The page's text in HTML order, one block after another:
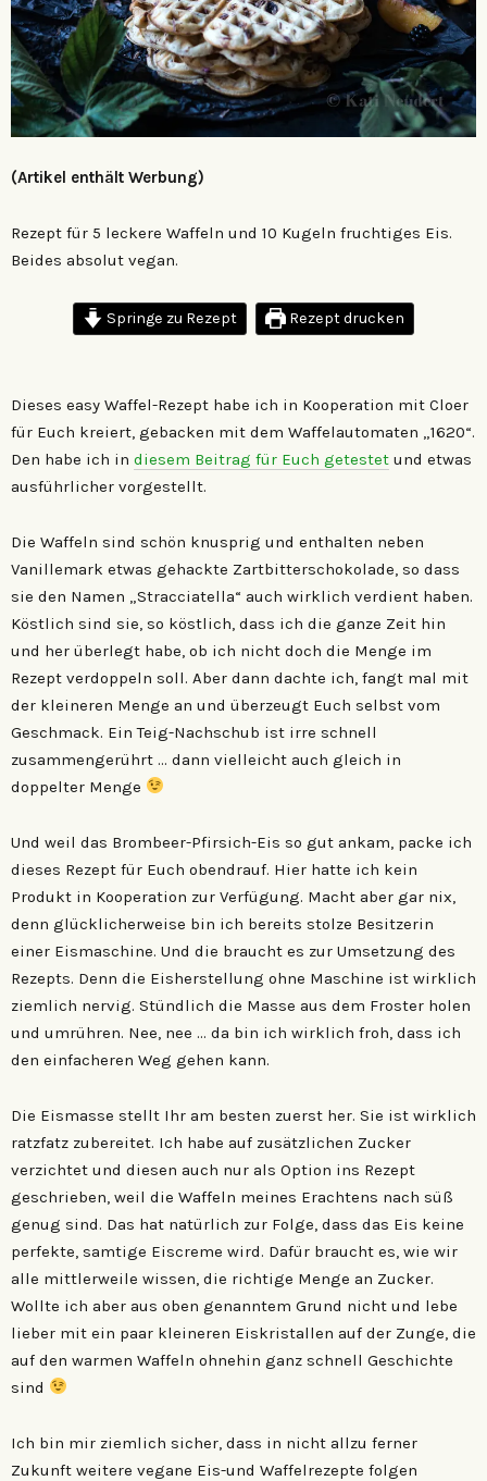
(Artikel enthält Werbung)
Rezept für 5 leckere Waffeln und 10 Kugeln fruchtiges Eis.
Beides absolut vegan.
Springe zu Rezept Rezept drucken
Dieses easy Waffel-Rezept habe ich in Kooperation mit Cloer
für Euch kreiert, gebacken mit dem Waffelautomaten „1620“.
Den habe ich in diesem Beitrag für Euch getestet und etwas
ausführlicher vorgestellt.
Die Waffeln sind schön knusprig und enthalten neben
Vanillemark etwas gehackte Zartbitterschokolade, so dass
sie den Namen „Stracciatella“ auch wirklich verdient haben.
Köstlich sind sie, so köstlich, dass ich die ganze Zeit hin
und her überlegt habe, ob ich nicht doch die Menge im
Rezept verdoppeln soll. Aber dann dachte ich, fangt mal mit
der kleineren Menge an und überzeugt Euch selbst vom
Geschmack. Ein Teig-Nachschub ist irre schnell
zusammengerührt … dann vielleicht auch gleich in
doppelter Menge
Und weil das Brombeer-Pfirsich-Eis so gut ankam, packe ich
dieses Rezept für Euch obendrauf. Hier hatte ich kein
Produkt in Kooperation zur Verfügung. Macht aber gar nix,
denn glücklicherweise bin ich bereits stolze Besitzerin
einer Eismaschine. Und die braucht es zur Umsetzung des
Rezepts. Denn die Eisherstellung ohne Maschine ist wirklich
ziemlich nervig. Stündlich die Masse aus dem Froster holen
und umrühren. Nee, nee … da bin ich wirklich froh, dass ich
den einfacheren Weg gehen kann.
Die Eismasse stellt Ihr am besten zuerst her. Sie ist wirklich
ratzfatz zubereitet. Ich habe auf zusätzlichen Zucker
verzichtet und diesen auch nur als Option ins Rezept
geschrieben, weil die Waffeln meines Erachtens nach süß
genug sind. Das hat natürlich zur Folge, dass das Eis keine
perfekte, samtige Eiscreme wird. Dafür braucht es, wie wir
alle mittlerweile wissen, die richtige Menge an Zucker.
Wollte ich aber aus oben genanntem Grund nicht und lebe
lieber mit ein paar kleineren Eiskristallen auf der Zunge, die
auf den warmen Waffeln ohnehin ganz schnell Geschichte
sind
Ich bin mir ziemlich sicher, dass in nicht allzu ferner
Zukunft weitere vegane Eis-und Waffelrezepte folgen